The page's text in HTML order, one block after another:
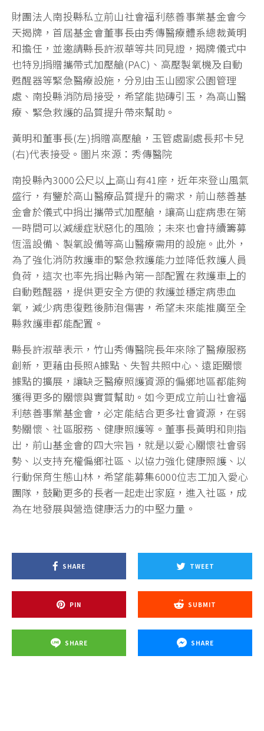
財團法人南投縣私立前山社會福利慈善事業基金會今
天揭牌，首屆基金會董事長由秀傳醫療體系總裁黃明
和擔任，並邀請縣長許淑華等共同見證，揭牌儀式中
也特別捐贈攜帶式加壓艙(PAC)、高壓製氧機及自動
甦醒器等緊急醫療設施，分別由玉山國家公園管理
處、南投縣消防局接受，希望能拋磚引玉，為高山醫
療、緊急救護的品質提升帶來幫助。
黃明和董事長(左)捐贈高壓艙，玉管處副處長邦卡兒
(右)代表接受。圖片來源：秀傳醫院
南投縣內3000公尺以上高山有41座，近年來登山風氣
盛行，有鑒於高山醫療品質提升的需求，前山慈善基
金會於儀式中捐出攜帶式加壓艙，讓高山症病患在第
一時間可以減緩症狀惡化的風險；未來也會持續籌募
恆溫設備、製氧設備等高山醫療需用的設施。此外，
為了強化消防救護車的緊急救護能力並降低救護人員
負荷，這次也率先捐出縣內第一部配置在救護車上的
自動甦醒器，提供更安全方便的救護並穩定病患血
氧，減少病患復甦後肺泡傷害，希望未來能推廣至全
縣救護車都能配置。
縣長許淑華表示，竹山秀傳醫院長年來除了醫療服務
創新，更藉由長照A據點、失智共照中心、遠距關懷
據點的擴展，讓缺乏醫療照護資源的偏鄉地區都能夠
獲得更多的關懷與實質幫助。如今更成立前山社會福
利慈善事業基金會，必定能結合更多社會資源，在弱
勢關懷、社區服務、健康照護等。董事長黃明和則指
出，前山基金會的四大宗旨，就是以愛心關懷社會弱
勢、以支持充權偏鄉社區、以協力強化健康照護、以
行動保育生態山林，希望能募集6000位志工加入愛心
團隊，鼓勵更多的長者一起走出家庭，進入社區，成
為在地發展與營造健康活力的中堅力量。
SHARE TWEET
PIN SUBMIT
SHARE SHARE